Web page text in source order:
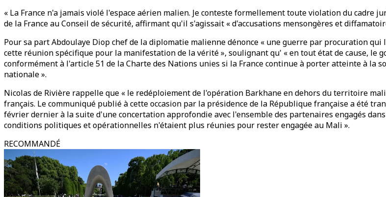
« La France n'a jamais violé l'espace aérien malien. Je conteste formellement toute violation du
de la France au Conseil de sécurité, affirmant qu'il s'agissait « d'accusations mensongères et
Pour sa part Abdoulaye Diop chef de la diplomatie malienne dénonce « une guerre par procuration
cette réunion spécifique pour la manifestation de la vérité », soulignant qu' « en tout état de cause, le
conformément à l'article 51 de la Charte des Nations unies si la France continue à porter atteinte à
nationale ».
Nicolas de Rivière rappelle que « le redéploiement de l'opération Barkhane en dehors du territoire
français. Le communiqué publié à cette occasion par la présidence de la République française a été
février dernier à la suite d'une concertation approfondie avec l'ensemble des partenaires engagés
conditions politiques et opérationnelles n'étaient plus réunies pour rester engagée au Mali ».
RECOMMANDÉ